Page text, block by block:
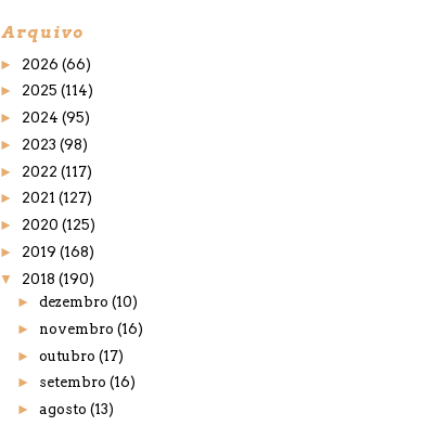
Arquivo
► 2026 (66)
► 2025 (114)
► 2024 (95)
► 2023 (98)
► 2022 (117)
► 2021 (127)
► 2020 (125)
► 2019 (168)
▼ 2018 (190)
► dezembro (10)
► novembro (16)
► outubro (17)
► setembro (16)
► agosto (13)